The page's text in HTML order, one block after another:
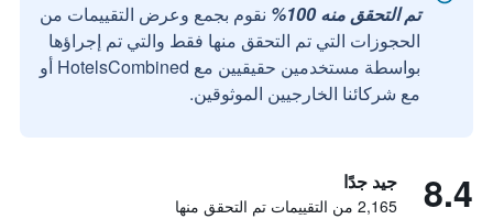
تم التحقق منه 100%
نقوم بجمع وعرض التقييمات من
الحجوزات التي تم التحقق منها فقط والتي تم إجراؤها
بواسطة مستخدمين حقيقيين مع HotelsCombined أو
مع شركائنا الخارجيين الموثوقين.
8.4 جيد جدًا
2,165 من التقييمات تم التحقق منها